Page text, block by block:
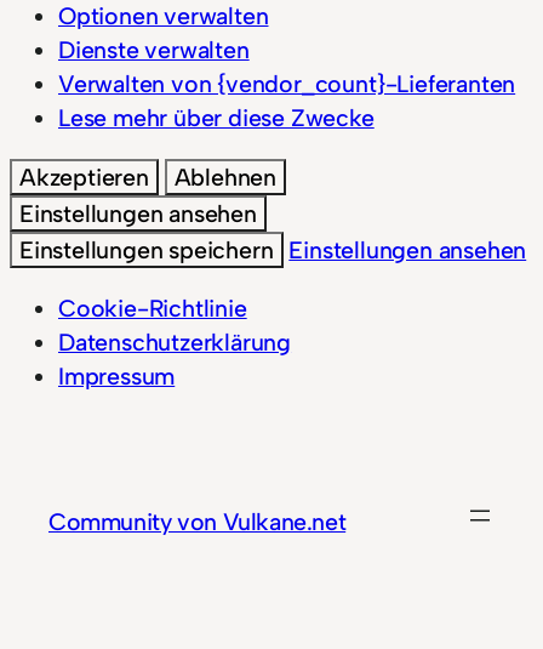
Optionen verwalten
Dienste verwalten
Verwalten von {vendor_count}-Lieferanten
Lese mehr über diese Zwecke
Akzeptieren
Ablehnen
Einstellungen ansehen
Einstellungen speichern Einstellungen ansehen
Cookie-Richtlinie
Datenschutzerklärung
Impressum
Community von Vulkane.net